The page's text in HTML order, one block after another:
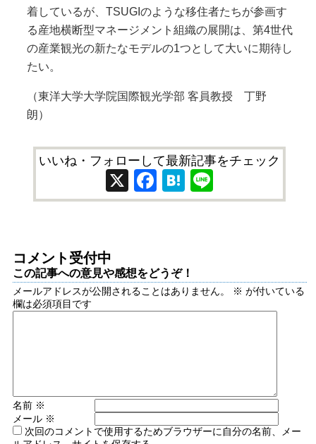
着しているが、TSUGIのような移住者たちが参画す
る産地横断型マネージメント組織の展開は、第4世代
の産業観光の新たなモデルの1つとして大いに期待し
たい。
（東洋大学大学院国際観光学部 客員教授 丁野
朗）
いいね・フォローして最新記事をチェック
X Facebook
Hatena
コメント受付中
この記事への意見や感想をどうぞ！
メールアドレスが公開されることはありません。 ※ が付いている
欄は必須項目です
名前 ※
メール ※
次回のコメントで使用するためブラウザーに自分の名前、メー